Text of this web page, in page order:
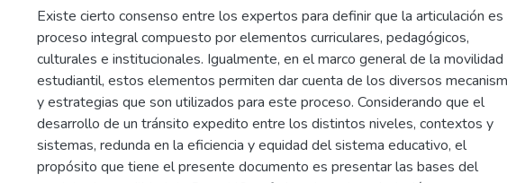
Existe cierto consenso entre los expertos para definir que la articulación es
proceso integral compuesto por elementos curriculares, pedagógicos,
culturales e institucionales. Igualmente, en el marco general de la movilidad
estudiantil, estos elementos permiten dar cuenta de los diversos
y estrategias que son utilizados para este proceso. Considerando que el
desarrollo de un tránsito expedito entre los distintos niveles, contextos y
sistemas, redunda en la eficiencia y equidad del sistema educativo, el
propósito que tiene el presente documento es presentar las bases del